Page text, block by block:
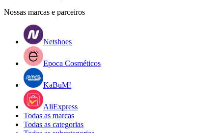
Nossas marcas e parceiros
Netshoes
Epoca Cosméticos
KaBuM!
AliExpress
Todas as marcas
Todas as categorias